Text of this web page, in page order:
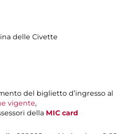
delle Civette
del biglietto d’ingresso al
vigente,
della MIC card